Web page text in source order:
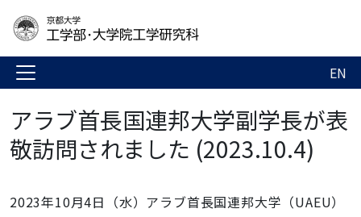
EN
アラブ首長国連邦大学副学長が表
敬訪問されました (2023.10.4)
2023年10月4日（水）アラブ首長国連邦大学（UAEU）